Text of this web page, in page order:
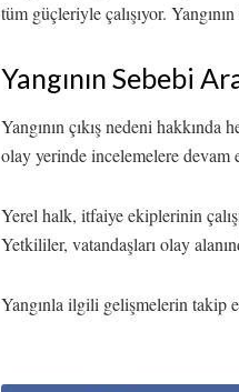
tüm güçleriyle çalışıyor.
Yangının Sebebi
Yangının çıkış nedeni
olay yerinde incelemelere devam
Yerel halk, itfaiye ekiplerinin
Yetkililer, vatandaşları olay
Yangınla ilgili gelişmelerin takip